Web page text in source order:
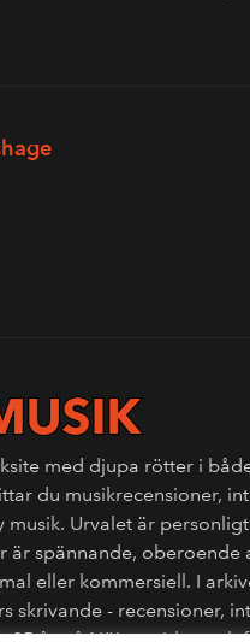
med djupa rötter i
du musikrecensioner,
Urvalet är
är spännande, oberoende
eller kommersiell. I
skrivande - recensioner,